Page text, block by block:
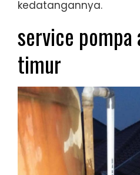
kedatangannya.
service
timur